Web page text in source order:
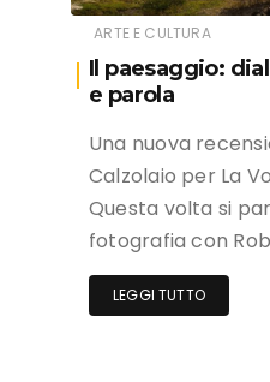
ARTE E CULTURA
Il paesaggio:
e parola
Una nuova
Calzolaio per La
Questa volta si
fotografia con
LEGGI TUTTO